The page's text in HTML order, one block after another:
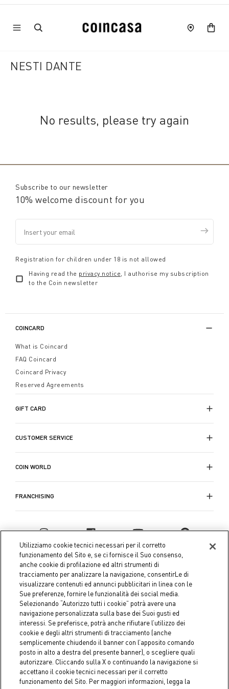
NESTI DANTE
No results, please try again
Subscribe to our newsletter
10% welcome discount for you
Registration for children under 18 is not allowed
Having read the privacy notice, I authorise my subscription
to the Coin newsletter
COINCARD
What is Coincard
FAQ Coincard
Coincard Privacy
Reserved Agreements
GIFT CARD
CUSTOMER SERVICE
COIN WORLD
FRANCHISING
Coin S.p.A. Tax code / VAT number 04391480276, share capital
€ 10.000.000,00 fully paid up
Company data Cookie Policy Privacy Policy
Legal
Notice
Utilizziamo cookie tecnici necessari per il corretto
funzionamento del Sito e, se ci fornisce il Suo consenso,
anche cookie di profilazione ed altri strumenti di
tracciamento per analizzare la navigazione, consentirLe di
visualizzare contenuti ed annunci pubblicitari in linea con le
Sue preferenze, fornire le funzionalità dei social media.
Selezionando “Autorizzo tutti i cookie” potrà avere una
navigazione personalizzata sulla base dei Suoi gusti ed
interessi. Se preferisce, potrà anche rifiutare l’utilizzo dei
cookie e degli altri strumenti di tracciamento (anche
semplicemente chiudendo il banner con l’apposito comando
posto in alto a destra del presente banner), o scegliere quali
autorizzare. Cliccando sulla X o continuando la navigazione si
accettano il cookie tecnici necessari per il corretto
funzionamento del Sito. Per maggiori informazioni, legga la